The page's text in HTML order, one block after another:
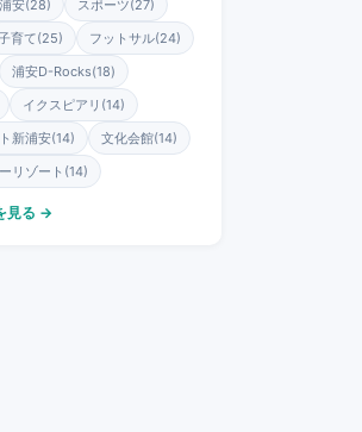
安(28)
スポーツ(27)
育て(25)
フットサル(24)
浦安D-Rocks(18)
イクスピアリ(14)
新浦安(14)
文化会館(14)
リゾート(14)
見る →